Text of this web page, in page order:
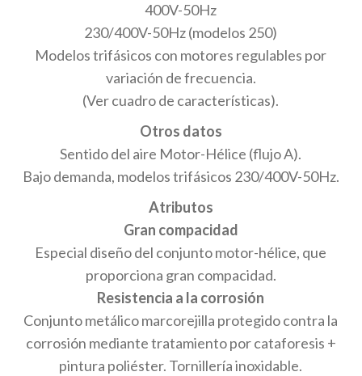
400V-50Hz
230/400V-50Hz (modelos 250)
Modelos trifásicos con motores regulables por
variación de frecuencia.
(Ver cuadro de características).
Otros datos
Sentido del aire Motor-Hélice (flujo A).
Bajo demanda, modelos trifásicos 230/400V-50Hz.
Atributos
Gran compacidad
Especial diseño del conjunto motor-hélice, que
proporciona gran compacidad.
Resistencia a la corrosión
Conjunto metálico marcorejilla protegido contra la
corrosión mediante tratamiento por cataforesis +
pintura poliéster. Tornillería inoxidable.